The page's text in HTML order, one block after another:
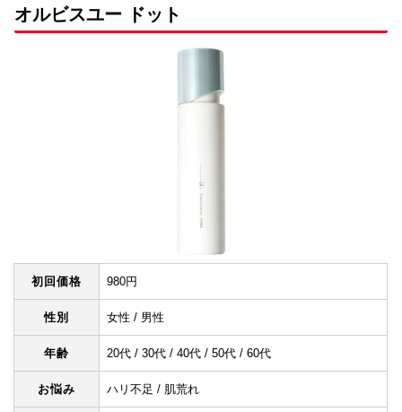
オルビスユー ドット
初回価格 980円
性別 女性 / 男性
年齢 20代 / 30代 / 40代 / 50代 / 60代
お悩み ハリ不足 / 肌荒れ